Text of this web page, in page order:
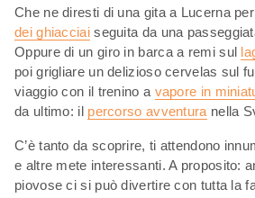
Che ne diresti di una gita a Lucerna
dei ghiacciaiseguita da una
Oppure di un giro in barca a remi sul
poi grigliare un delizioso cervelas sul
viaggio con il trenino a vapore in
da ultimo: il percorso avventura nella
C’è tanto da scoprire, ti attendono
e altre mete interessanti. A proposito:
piovose ci si può divertire con tutta la